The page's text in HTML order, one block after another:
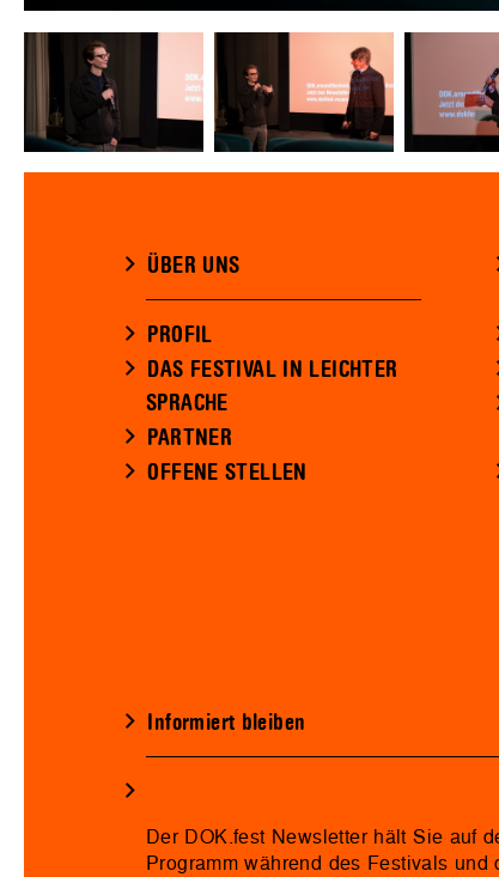
ÜBER UNS
PROFIL
DAS FESTIVAL IN LEICHTER
SPRACHE
PARTNER
OFFENE STELLEN
Informiert bleiben
Der DOK.fest Newsletter hält Sie auf
Programm während des Festivals und